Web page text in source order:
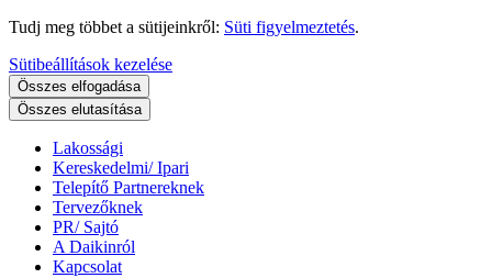
Tudj meg többet a sütijeinkről: Süti figyelmeztetés.
Sütibeállítások kezelése
Összes elfogadása
Összes elutasítása
Lakossági
Kereskedelmi/ Ipari
Telepítő Partnereknek
Tervezőknek
PR/ Sajtó
A Daikinról
Kapcsolat